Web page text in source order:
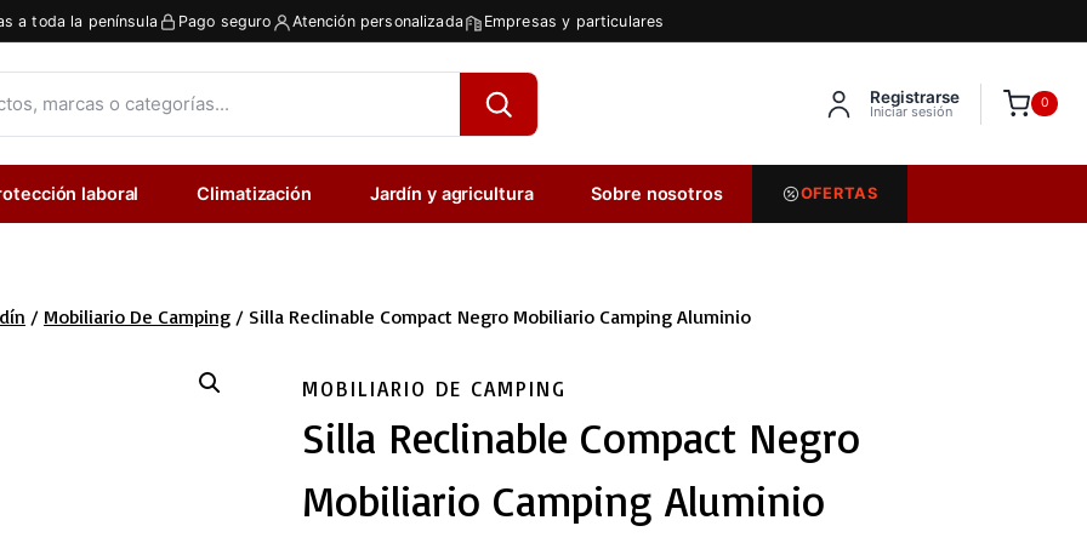
a toda la península Pago seguro Atención personalizada Empresas y particulares
Registrarse
Iniciar sesión 0
laboral Climatización Jardín y agricultura Sobre nosotros OFERTAS
/ Mobiliario De Camping / Silla Reclinable Compact Negro Mobiliario Camping Aluminio
MOBILIARIO DE CAMPING
Silla Reclinable Compact Negro
Mobiliario Camping Aluminio